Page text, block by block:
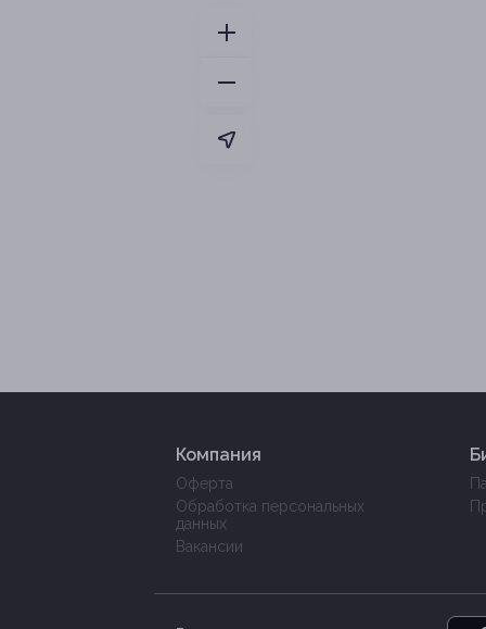
Компания
Оферта
Обработка персональных
данных
Вакансии